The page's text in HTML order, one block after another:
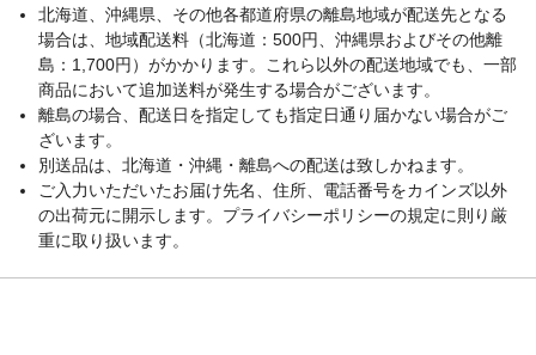
北海道、沖縄県、その他各都道府県の離島地域が配送先となる
場合は、地域配送料（北海道：500円、沖縄県およびその他離
島：1,700円）がかかります。これら以外の配送地域でも、一部
商品において追加送料が発生する場合がございます。
離島の場合、配送日を指定しても指定日通り届かない場合がご
ざいます。
別送品は、北海道・沖縄・離島への配送は致しかねます。
ご入力いただいたお届け先名、住所、電話番号をカインズ以外
の出荷元に開示します。プライバシーポリシーの規定に則り厳
重に取り扱います。